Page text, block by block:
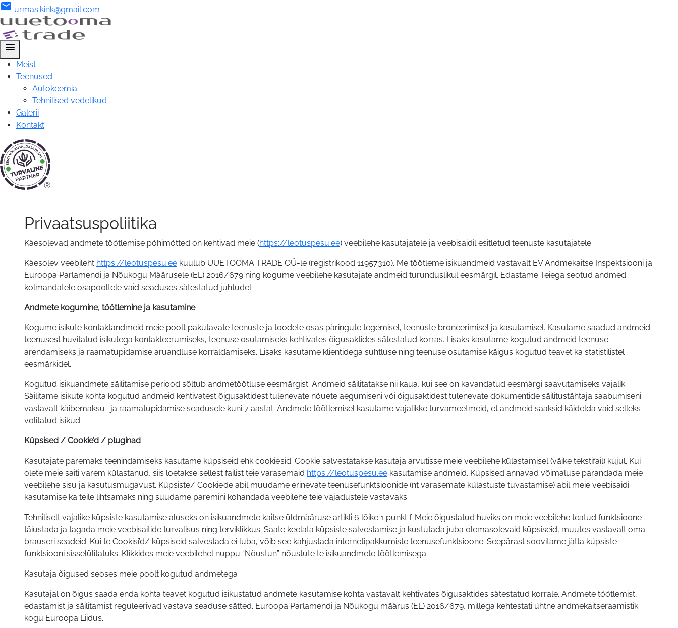
mail urmas.kink@gmail.com
menu
Meist
Teenused
Autokeemia
Tehnilised vedelikud
Galerii
Kontakt
®
UUETOOMA
TRADE
OÜ
Privaatsuspoliitika
Käesolevad andmete töötlemise põhimõtted on kehtivad meie (https://leotuspesu.ee) veebilehe kasutajatele ja veebisaidil esitletud teenuste kasutajatele.
Käesolev veebileht https://leotuspesu.ee kuulub UUETOOMA TRADE OÜ-le (registrikood 11957310). Me töötleme isikuandmeid vastavalt EV Andmekaitse Inspektsiooni ja
Euroopa Parlamendi ja Nõukogu Määrusele (EL) 2016/679 ning kogume veebilehe kasutajate andmeid turunduslikul eesmärgil. Edastame Teiega seotud andmed
kolmandatele osapooltele vaid seaduses sätestatud juhtudel.
Andmete kogumine, töötlemine ja kasutamine
Kogume isikute kontaktandmeid meie poolt pakutavate teenuste ja toodete osas päringute tegemisel, teenuste broneerimisel ja kasutamisel. Kasutame saadud andmeid
teenusest huvitatud isikutega kontakteerumiseks, teenuse osutamiseks kehtivates õigusaktides sätestatud korras. Lisaks kasutame kogutud andmeid teenuse
arendamiseks ja raamatupidamise aruandluse korraldamiseks. Lisaks kasutame klientidega suhtluse ning teenuse osutamise käigus kogutud teavet ka statistilistel
eesmärkidel.
Kogutud isikuandmete säilitamise periood sõltub andmetöötluse eesmärgist. Andmeid säilitatakse nii kaua, kui see on kavandatud eesmärgi saavutamiseks vajalik.
Säilitame isikute kohta kogutud andmeid kehtivatest õigusaktidest tulenevate nõuete aegumiseni või õigusaktidest tulenevate dokumentide säilitustähtaja saabumiseni
vastavalt käibemaksu- ja raamatupidamise seadusele kuni 7 aastat. Andmete töötlemisel kasutame vajalikke turvameetmeid, et andmeid saaksid käidelda vaid selleks
volitatud isikud.
Küpsised / Cookie’d / pluginad
Kasutajate paremaks teenindamiseks kasutame küpsiseid ehk cookie’sid. Cookie salvestatakse kasutaja arvutisse meie veebilehe külastamisel (väike tekstifail) kujul. Kui
olete meie saiti varem külastanud, siis loetakse sellest failist teie varasemaid https://leotuspesu.ee kasutamise andmeid. Küpsised annavad võimaluse parandada meie
veebilehe sisu ja kasutusmugavust. Küpsiste/ Cookie’de abil muudame erinevate teenusefunktsioonide (nt varasemate külastuste tuvastamise) abil meie veebisaidi
kasutamise ka teile lihtsamaks ning suudame paremini kohandada veebilehe teie vajadustele vastavaks.
Tehniliselt vajalike küpsiste kasutamise aluseks on isikuandmete kaitse üldmääruse artikli 6 lõike 1 punkt f. Meie õigustatud huviks on meie veebilehe teatud funktsioone
täiustada ja tagada meie veebisaitide turvalisus ning terviklikkus. Saate keelata küpsiste salvestamise ja kustutada juba olemasolevaid küpsiseid, muutes vastavalt oma
brauseri seadeid. Kui te Cookisi’d/ küpsiseid salvestada ei luba, võib see kahjustada internetipakkumiste teenusefunktsioone. Seepärast soovitame jätta küpsiste
funktsiooni sisselülitatuks. Klikkides meie veebilehel nuppu “Nõustun” nõustute te isikuandmete töötlemisega.
Kasutaja õigused seoses meie poolt kogutud andmetega
Kasutajal on õigus saada enda kohta teavet kogutud isikustatud andmete kasutamise kohta vastavalt kehtivates õigusaktides sätestatud korrale. Andmete töötlemist,
edastamist ja säilitamist reguleerivad vastava seaduse sätted. Euroopa Parlamendi ja Nõukogu määrus (EL) 2016/679, millega kehtestati ühtne andmekaitseraamistik
kogu Euroopa Liidus.